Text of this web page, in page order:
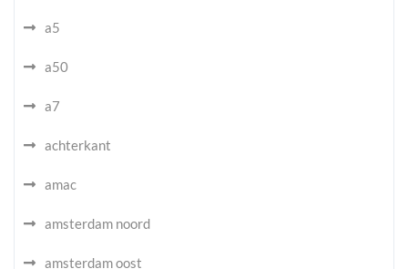
a5
a50
a7
achterkant
amac
amsterdam noord
amsterdam oost